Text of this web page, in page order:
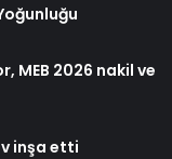
MEB 2026 nakil ve
inşa etti